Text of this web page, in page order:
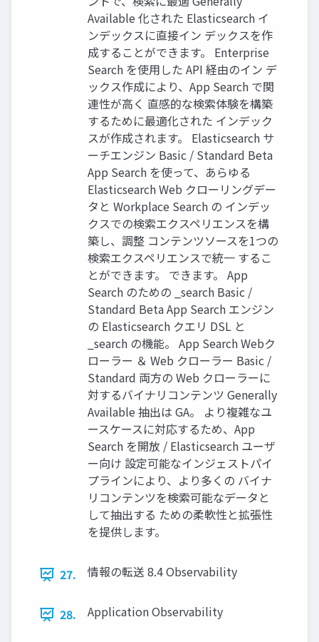
Available 化された Elasticsearch イ
ンデックスに直接イン デックスを作
成することができます。 Enterprise
Search を使⽤した API 経由のイン デ
ックス作成により、App Search で関
連性が⾼く 直感的な検索体験を構築
するために最適化された インデック
スが作成されます。 Elasticsearch サ
ーチエンジン Basic / Standard Beta
App Search を使って、あらゆる
Elasticsearch Web クローリングデー
タと Workplace Search の インデッ
クスでの検索エクスペリエンスを構
築し、調整 コンテンツソースを1つの
検索エクスペリエンスで統⼀ するこ
とができます。 できます。 App
Search のための _search Basic /
Standard Beta App Search エンジン
の Elasticsearch クエリ DSL と
_search の機能。 App Search Webク
ローラー ＆ Web クローラー Basic /
Standard 両⽅の Web クローラーに
対するバイナリコンテンツ Generally
Available 抽出は GA。 より複雑なユ
ースケースに対応するため、App
Search を開放 / Elasticsearch ユーザ
ー向け 設定可能なインジェストパイ
プラインにより、より多くの バイナ
リコンテンツを検索可能なデータと
して抽出する ための柔軟性と拡張性
を提供します。
27. 情報の転送 8.4 Observability
28. Application Observability